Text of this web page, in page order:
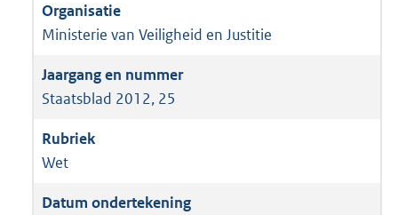
Ministerie van Veiligheid en Justitie
Staatsblad 2012, 25
Wet